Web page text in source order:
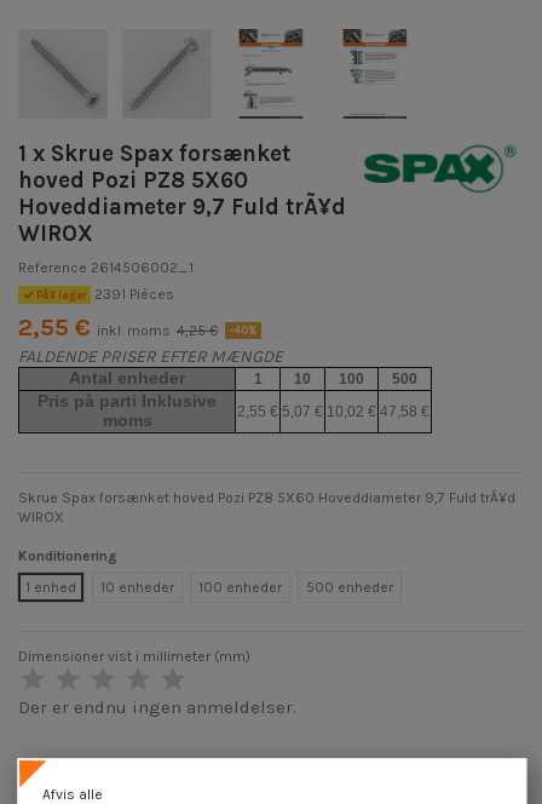
1 x Skrue Spax forsænket
hoved Pozi PZ8 5X60
Hoveddiameter 9,7 Fuld trÃ¥d
WIROX
Reference 2614506002_1
PÃ¥ lager 2391 Pièces
2,55 € inkl. moms 4,25 € -40%
FALDENDE PRISER EFTER MÆNGDE
Antal enheder 1 10 100 500
Pris på parti Inklusive
moms
2,55 € 5,07 € 10,02 € 47,58 €
Skrue Spax forsænket hoved Pozi PZ8 5X60 Hoveddiameter 9,7 Fuld trÃ¥d
WIROX
Konditionering
1 enhed
10 enheder 100 enheder 500 enheder
Dimensioner vist i millimeter (mm)
Der er endnu ingen anmeldelser.
Afvis alle